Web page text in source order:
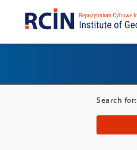
Search for: